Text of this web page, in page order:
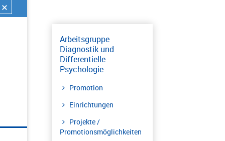
Arbeitsgruppe
Diagnostik und
Differentielle
Psychologie
Promotion
Einrichtungen
Projekte /
Promotionsmöglichkeiten